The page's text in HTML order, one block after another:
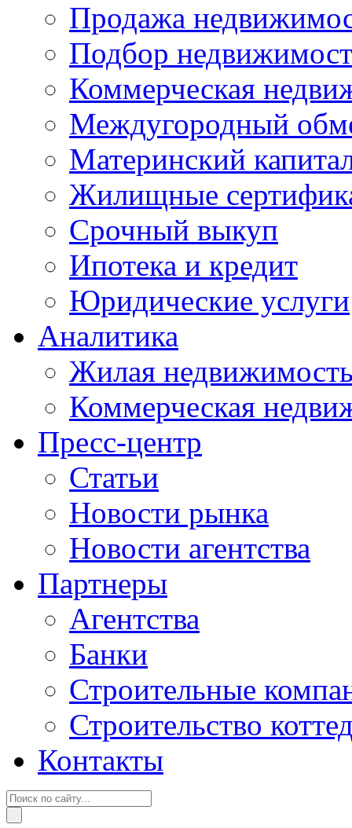
Продажа
Подбор
Коммерческая
Междугородный
Материнский
Жилищные
Срочный выкуп
Ипотека и кредит
Юридические услуги
Аналитика
Жилая
Коммерческая
Пресс-центр
Статьи
Новости рынка
Новости агентства
Партнеры
Агентства
Банки
Строительные
Строительство
Контакты